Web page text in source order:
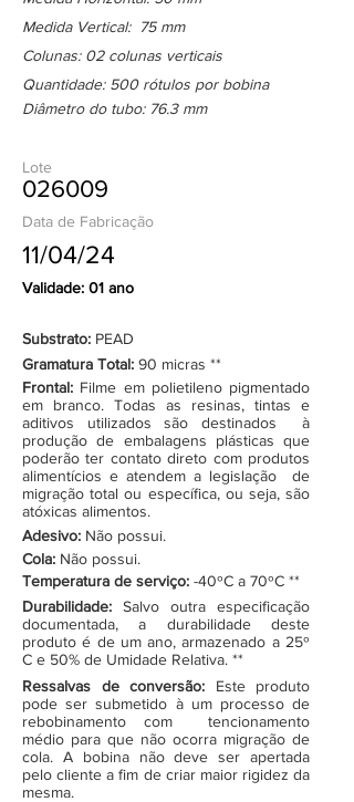
Medida Vertical: 75 mm
Colunas: 02 colunas verticais
Quantidade: 500 rótulos por bobina
Diâmetro do tubo: 76.3 mm
Lote
026009
Data de Fabricação
11/04/24
Validade: 01 ano
Substrato: PEAD
Gramatura Total: 90 micras **
Frontal: Filme em polietileno pigmentado
em branco. Todas as resinas, tintas e
aditivos utilizados são destinados à
produção de embalagens plásticas que
poderão ter contato direto com produtos
alimentícios e atendem a legislação de
migração total ou específica, ou seja, são
atóxicas alimentos.
Adesivo: Não possui.
Cola: Não possui.
Temperatura de serviço: -40ºC a 70ºC **
Durabilidade: Salvo outra especificação
documentada, a durabilidade deste
produto é de um ano, armazenado a 25º
C e 50% de Umidade Relativa. **
Ressalvas de conversão: Este produto
pode ser submetido à um processo de
rebobinamento com tencionamento
médio para que não ocorra migração de
cola. A bobina não deve ser apertada
pelo cliente a fim de criar maior rigidez da
mesma.